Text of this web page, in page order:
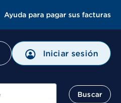
Ayuda para pagar sus facturas
Iniciar sesión
Buscar